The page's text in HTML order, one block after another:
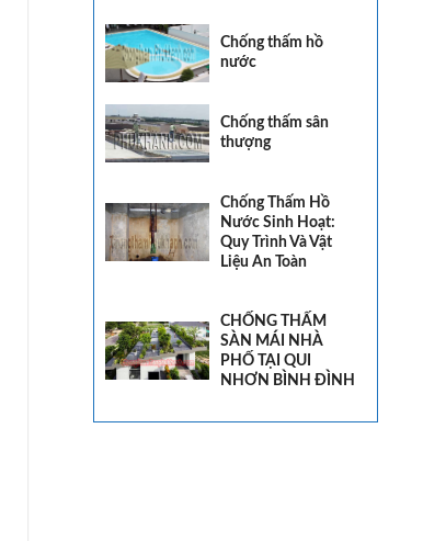
Chống thấm hồ
nước
Chống thấm sân
thượng
Chống Thấm Hồ
Nước Sinh Hoạt:
Quy Trình Và Vật
Liệu An Toàn
CHỐNG THẤM
SÀN MÁI NHÀ
PHỐ TẠI QUI
NHƠN BÌNH ĐÌNH